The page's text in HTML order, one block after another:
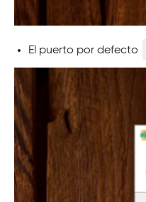
El puerto por defecto